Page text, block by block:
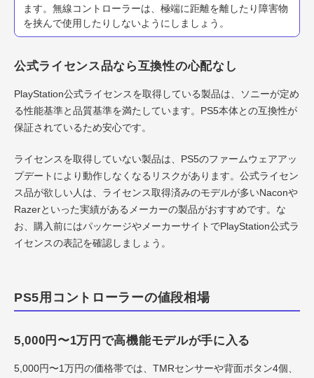
ます。無線コントローラーは、極端に距離を離したり障害物
を挟んで使用したりしないようにしましょう。
公式ライセンス品なら互換性の心配なし
PlayStation公式ライセンスを取得している製品は、ソニーが定め
る性能基準と品質基準を満たしています。PS5本体との互換性が
保証されているため安心です。
ライセンスを取得していない製品は、PS5のファームウェアアッ
プデートにより動作しなくなるリスクがあります。公式ライセン
ス品が欲しい人は、ライセンス取得済みのモデルが多いNaconや
Razerといった実績があるメーカーの製品がおすすめです。な
お、購入前にはパッケージやメーカーサイトでPlayStation公式ラ
イセンスの表記を確認しましょう。
PS5用コントローラーの値段相場
5,000円〜1万円で高機能モデルが手に入る
5,000円〜1万円の価格帯では、TMRセンサーや背面ボタン4個、